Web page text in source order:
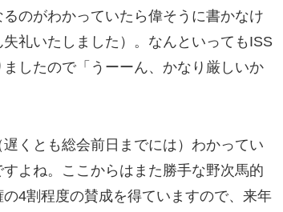
のがわかっていたら偉そうに書かなけ
礼いたしました）。なんといってもISS
したので「うーーん、かなり厳しいか
くとも総会前日までには）わかってい
よね。ここからはまた勝手な野次馬的
4割程度の賛成を得ていますので、来年